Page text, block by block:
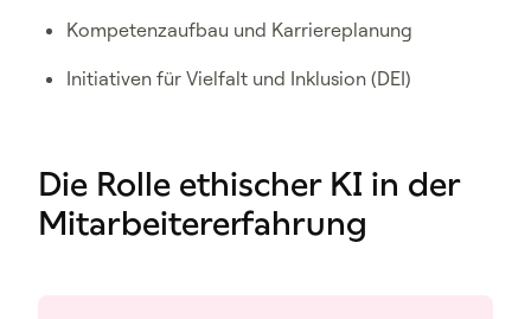
Kompetenzaufbau und Karriereplanung
Initiativen für Vielfalt und Inklusion (DEI)
Die Rolle ethischer KI in der
Mitarbeitererfahrung